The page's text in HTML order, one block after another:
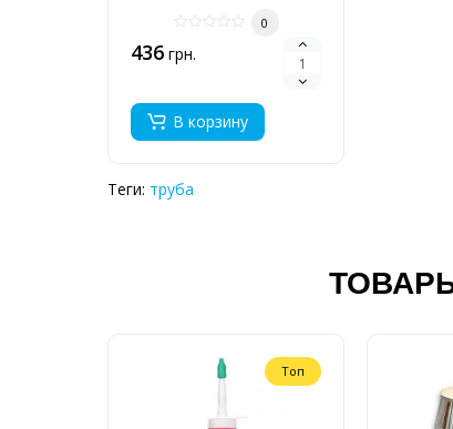
0
436 грн.
В корзину
Теги: труба
Топ